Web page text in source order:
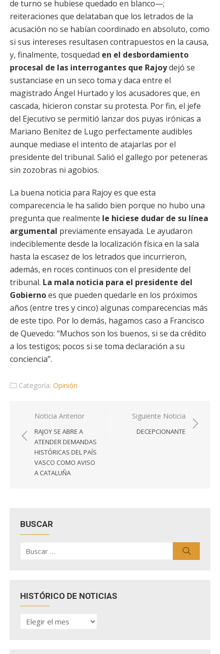
de turno se hubiese quedado en blanco—;
reiteraciones que delataban que los letrados de la
acusación no se habían coordinado en absoluto, como
si sus intereses resultasen contrapuestos en la causa,
y, finalmente, tosquedad en el desbordamiento
procesal de las interrogantes que Rajoydejó se
sustanciase en un seco toma y daca entre el
magistrado Ángel Hurtado y los acusadores que, en
cascada, hicieron constar su protesta. Por fin, el jefe
del Ejecutivo se permitió lanzar dos puyas irónicas a
Mariano Benítez de Lugo perfectamente audibles
aunque mediase el intento de atajarlas por el
presidente del tribunal. Salió el gallego por peteneras
sin zozobras ni agobios.
La buena noticia para Rajoy es que esta
comparecencia le ha salido bien porque no hubo una
pregunta que realmente le hiciese dudar de su línea
argumental previamente ensayada. Le ayudaron
indeciblemente desde la localización física en la sala
hasta la escasez de los letrados que incurrieron,
además, en roces continuos con el presidente del
tribunal. La mala noticia para el presidente del
Gobiernoes que pueden quedarle en los próximos
años (entre tres y cinco) algunas comparecencias más
de este tipo. Por lo demás, hagamos caso a Francisco
de Quevedo: “Muchos son los buenos, si se da crédito
a los testigos; pocos si se toma declaración a su
conciencia”.
Categoría: Opinión
Navegación
de
entradas
Noticia Anterior
RAJOY SE ABRE A
ATENDER DEMANDAS
HISTÓRICAS DEL PAÍS
VASCO COMO AVISO
A CATALUÑA
Siguiente Noticia
DECEPCIONANTE
BUSCAR
por:
HISTÓRICO DE NOTICIAS
HISTÓRICO
DE